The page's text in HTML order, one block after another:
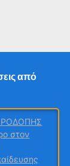
από
ΡΟΔΟΠΗΣ
στον